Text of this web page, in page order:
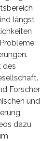
längst
des
Forscher
und
dazu